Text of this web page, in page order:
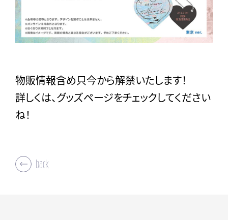
物販情報含め只今から解禁いたします！
詳しくは、グッズページをチェックしてください
ね！
back